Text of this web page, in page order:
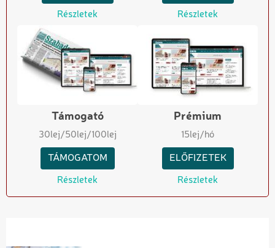
Részletek Részletek
Támogató
30lej/50lej/100lej
TÁMOGATOM
Részletek
Prémium
15lej/hó
ELŐFIZETEK
Részletek